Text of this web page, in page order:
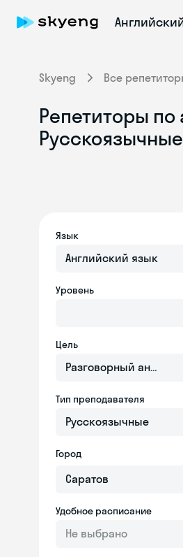
Skyeng Все
Репетиторы по
Язык
Английский язык
Уровень
Цель
Разговорный
Тип преподавателя
Русскоязычные
Город
Удобное расписание
Не выбрано